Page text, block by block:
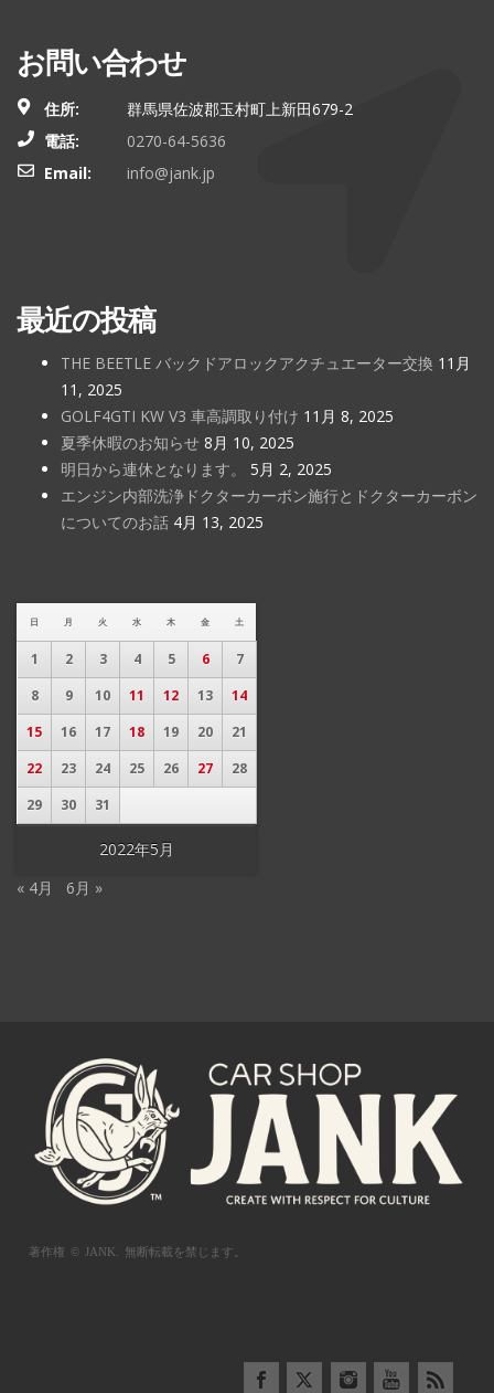
お問い合わせ
住所:
群馬県佐波郡玉村町上新田679-2
電話:
0270-64-5636
Email:
info@jank.jp
最近の投稿
THE BEETLE バックドアロックアクチュエーター交換 11月
11, 2025
GOLF4GTI KW V3 車高調取り付け 11月 8, 2025
夏季休暇のお知らせ 8月 10, 2025
明日から連休となります。
5月 2, 2025
エンジン内部洗浄ドクターカーボン施行とドクターカーボン
についてのお話 4月 13, 2025
2022年5月
日 月 火 水 木 金 土
1 2 3 4 5 6
7
8
9 10 11 12 13
14
15
16 17 18 19 20
21
22
23 24 25 26 27
28
29
30 31
« 4月 6月 »
著作権 © JANK. 無断転載を禁じます。